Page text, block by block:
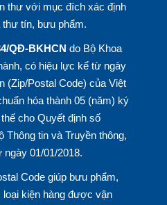
thư với mục đích xác định
thư tín, bưu phẩm.
QĐ-BKHCN do Bộ Khoa
có hiệu lực kể từ ngày
(Zip/Postal Code) của Việt
hóa thành 05 (năm) ký
cho Quyết định số
Thông tin và Truyền thông,
01/01/2018.
Code giúp bưu phẩm,
kiện hàng được vận